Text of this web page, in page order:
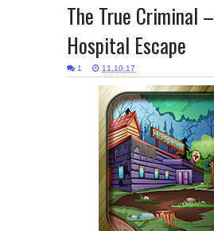
The True Criminal –
Hospital Escape
1 11.10.17